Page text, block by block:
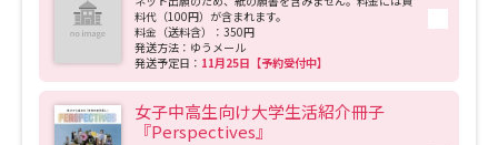
デジタルパンフレット 進路の３択
新学年スタート号特集ページ
（高3生用）
新学年スタート号特集ページ
（高2生用）
SELFBRAND特集ページ
料代（100円）が含まれます。
料金（送料含）：350円
発送方法：ゆうメール
発送予定日： 11月25日【予約受付中】
女子中高生向け大学生活紹介冊子
『Perspectives』